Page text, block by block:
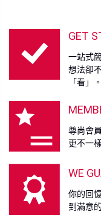
GET
一站式
想法卻
「看」。
尊尚會
更不一
WE
你的回
到滿意